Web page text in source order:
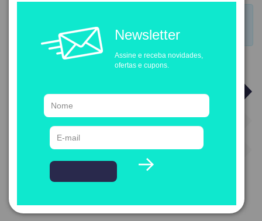
2
Endereço
Dados de Acesso
* Preenchimento obrigatório
Newsletter
Assine e receba novidades,
ofertas e cupons.